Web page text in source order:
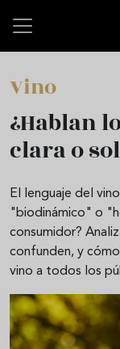
Vino
¿Hablan
clara o
El lenguaje del
"biodinámico" o
consumidor?
confunden, y cómo
vino a todos los